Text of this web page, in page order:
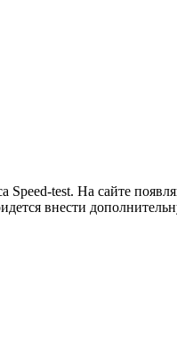
test. На сайте
внести